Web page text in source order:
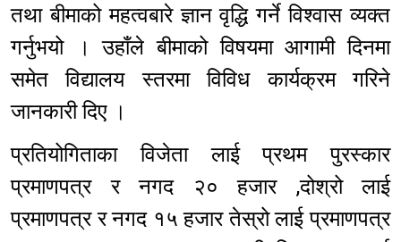
तथा बीमाको महत्वबारे ज्ञान वृद्धि गर्ने विश्वास व्यक्त
गर्नुभयो । उहाँले बीमाको विषयमा आगामी दिनमा
समेत विद्यालय स्तरमा विविध कार्यक्रम गरिने
जानकारी दिए ।
प्रतियोगिताका विजेता लाई प्रथम पुरस्कार
प्रमाणपत्र र नगद २० हजार ,दोश्रो लाई
प्रमाणपत्र र नगद १५ हजार तेस्रो लाई प्रमाणपत्र